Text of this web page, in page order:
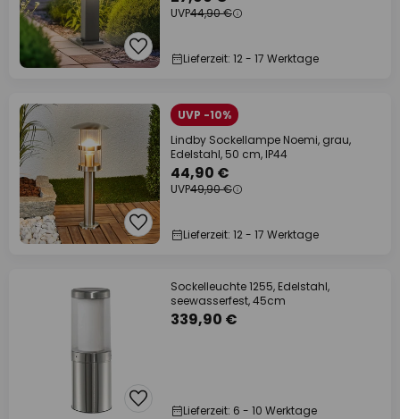
UVP44,90 €
Lieferzeit: 12 - 17 Werktage
UVP -10%
Lindby Sockellampe Noemi, grau,
Edelstahl, 50 cm, IP44
44,90 €
UVP49,90 €
Lieferzeit: 12 - 17 Werktage
Sockelleuchte 1255, Edelstahl,
seewasserfest, 45cm
339,90 €
Lieferzeit: 6 - 10 Werktage